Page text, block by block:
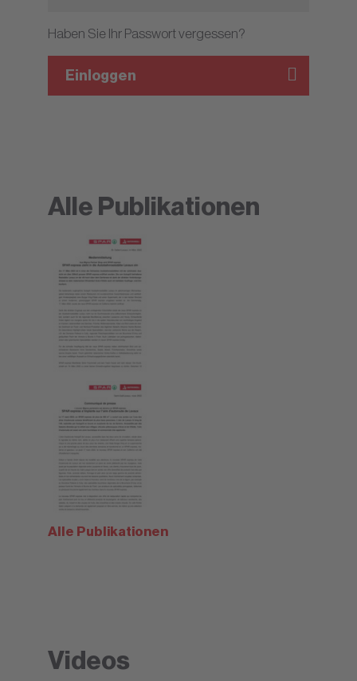
Haben Sie Ihr Passwort vergessen?
Einloggen
Alle Publikationen
Alle Publikationen
Videos